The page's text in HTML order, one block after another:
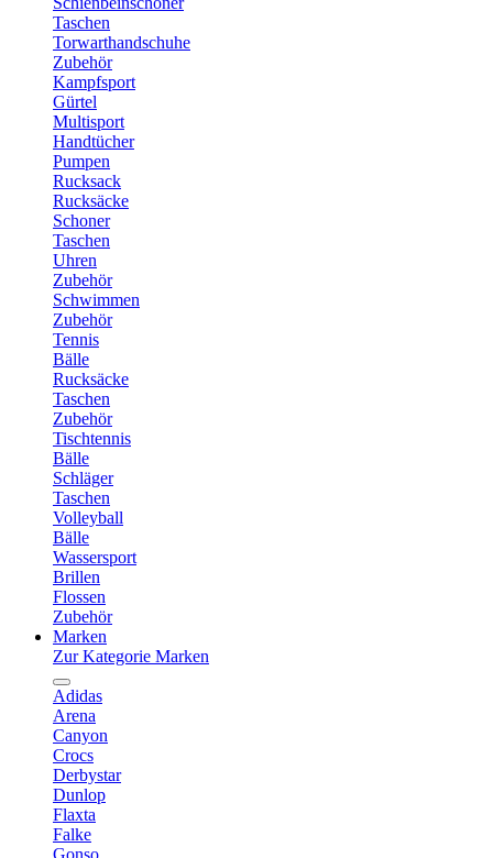
Taschen
Torwarthandschuhe
Zubehör
Kampfsport
Gürtel
Multisport
Handtücher
Pumpen
Rucksack
Rucksäcke
Schoner
Taschen
Uhren
Zubehör
Schwimmen
Zubehör
Tennis
Bälle
Rucksäcke
Taschen
Zubehör
Tischtennis
Bälle
Schläger
Taschen
Volleyball
Bälle
Wassersport
Brillen
Flossen
Zubehör
Marken
Zur Kategorie Marken
Adidas
Arena
Canyon
Crocs
Derbystar
Dunlop
Flaxta
Falke
Gonso